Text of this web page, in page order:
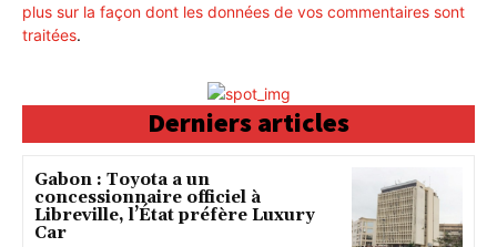
plus sur la façon dont les données de vos commentaires sont
traitées.
Derniers articles
Gabon : Toyota a un
concessionnaire officiel à
Libreville, l’État préfère Luxury
Car